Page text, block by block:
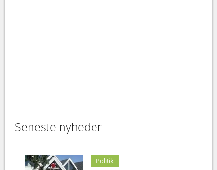
Seneste nyheder
Politik